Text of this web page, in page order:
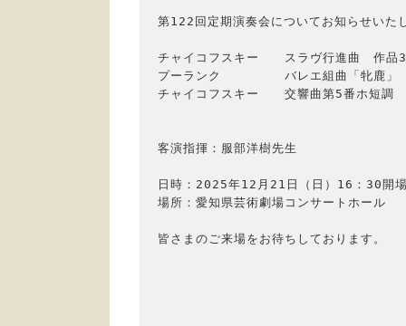
第122回定期演奏会についてお知らせいた
チャイコフスキー　　スラヴ行進曲　作品
プーランク　　　　　バレエ組曲「牝鹿」
チャイコフスキー　　交響曲第5番ホ短調
客演指揮：服部洋樹先生
日時：2025年12月21日（日）16：30開
場所：愛知県芸術劇場コンサートホール
皆さまのご来場をお待ちしております。